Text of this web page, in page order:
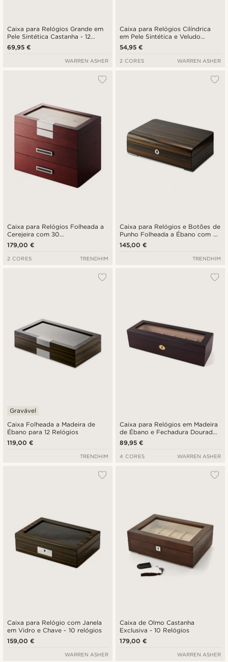
Caixa para Relógios Grande em
Pele Sintética Castanha - 12
Relógios
69,95 €
WARREN ASHER
Caixa para Relógios Cilíndrica
em Pele Sintética e Veludo
Vermelho - 3 Relógios
54,95 €
2 CORES WARREN ASHER
Caixa para Relógios Folheada a
Cerejeira com 30
Compartimentos
179,00 €
2 CORES TRENDHIM
Caixa para Relógios e Botões de
Punho Folheada a Ébano com 6
Compartimentos
145,00 €
TRENDHIM
Caixa Folheada a Madeira de
Ébano para 12 Relógios
Gravável
119,00 €
TRENDHIM
Caixa para Relógios em Madeira
de Ébano e Fechadura Dourada
- 6 Relógios
89,95 €
4 CORES WARREN ASHER
Caixa para Relógio com Janela
em Vidro e Chave - 10 relógios
159,00 €
WARREN ASHER
Caixa de Olmo Castanha
Exclusiva - 10 Relógios
179,00 €
WARREN ASHER